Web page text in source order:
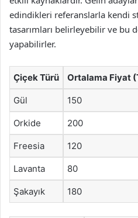
edindikleri referanslarla kendi
tasarımları belirleyebilir ve bu
yapabilirler.
Çiçek Türü Ortalama Fiyat
Gül 150
Orkide 200
Freesia 120
Lavanta 80
Şakayık 180